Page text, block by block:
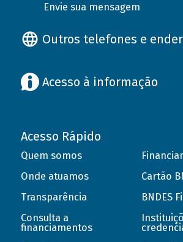
Envie sua mensagem
Outros telefones e
Acesso à informação
Acesso Rápido
Quem somos
Onde atuamos
Transparência
Consulta a
financiamentos
Cartão
BNDES